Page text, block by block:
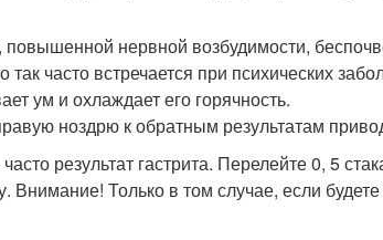
нервной возбудимости,
так часто встречается при психических
ум и охлаждает его горячность.
ноздрю к обратным результатам
результат гастрита. Перелейте 0, 5
Внимание! Только в том случае, если